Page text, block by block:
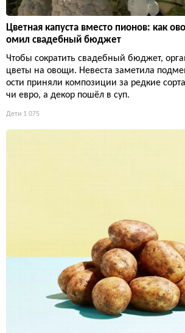
Цветная капуста вместо пионов: как
омил свадебный бюджет
Чтобы сократить свадебный бюджет,
цветы на овощи. Невеста заметила
ости приняли композиции за редкие
чи евро, а декор пошёл в суп.
Дети 1 075